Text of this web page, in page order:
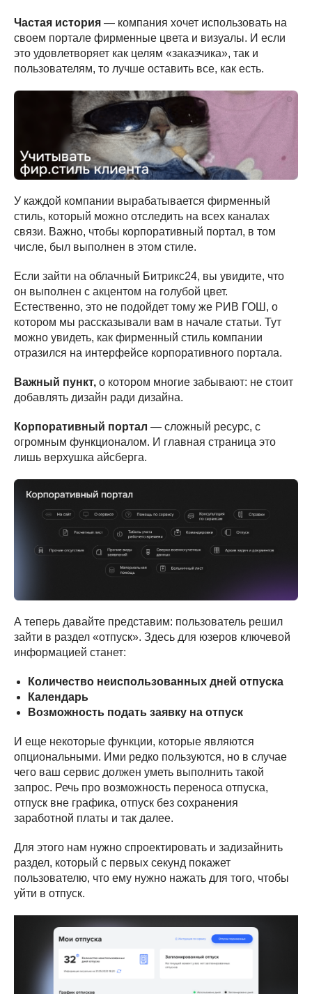
Частая история — компания хочет использовать на
своем портале фирменные цвета и визуалы. И если
это удовлетворяет как целям «заказчика», так и
пользователям, то лучше оставить все, как есть.
У каждой компании вырабатывается фирменный
стиль, который можно отследить на всех каналах
связи. Важно, чтобы корпоративный портал, в том
числе, был выполнен в этом стиле.
Если зайти на облачный Битрикс24, вы увидите, что
он выполнен с акцентом на голубой цвет.
Естественно, это не подойдет тому же РИВ ГОШ, о
котором мы рассказывали вам в начале статьи. Тут
можно увидеть, как фирменный стиль компании
отразился на интерфейсе корпоративного портала.
Важный пункт, о котором многие забывают: не стоит
добавлять дизайн ради дизайна.
Корпоративный портал — сложный ресурс, с
огромным функционалом. И главная страница это
лишь верхушка айсберга.
А теперь давайте представим: пользователь решил
зайти в раздел «отпуск». Здесь для юзеров ключевой
информацией станет:
Количество неиспользованных дней отпуска
Календарь
Возможность подать заявку на отпуск
И еще некоторые функции, которые являются
опциональными. Ими редко пользуются, но в случае
чего ваш сервис должен уметь выполнить такой
запрос. Речь про возможность переноса отпуска,
отпуск вне графика, отпуск без сохранения
заработной платы и так далее.
Для этого нам нужно спроектировать и задизайнить
раздел, который с первых секунд покажет
пользователю, что ему нужно нажать для того, чтобы
уйти в отпуск.